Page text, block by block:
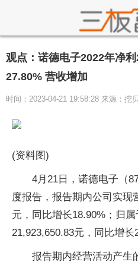
观点：诺德电子2022年净
27.80% 营收增加
时间：2023-04-21 19:58:28 来源：挖
(资料图)
4月21日，诺德电子（
度报告，报告期内公司实现
元，同比增长18.90%；归
21,923,650.83元，同比增长
报告期内经营活动产生